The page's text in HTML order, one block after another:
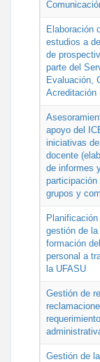
Elaboración
estudios a
de
parte del
Evaluación,
Acreditación
apoyo del
iniciativas
docente
de informes
participación
grupos y
gestión de la
formación del
personal a
la UFASU
Gestión de
Gestión de